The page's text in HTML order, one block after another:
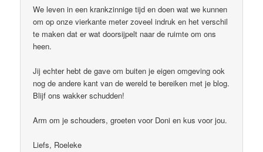
We leven in een krankzinnige tijd en doen wat we kunnen
om op onze vierkante meter zoveel indruk en het verschil
te maken dat er wat doorsijpelt naar de ruimte om ons
heen.
Jij echter hebt de gave om buiten je eigen omgeving ook
nog de andere kant van de wereld te bereiken met je blog.
Blijf ons wakker schudden!
Arm om je schouders, groeten voor Doni en kus voor jou.
Liefs, Roeleke